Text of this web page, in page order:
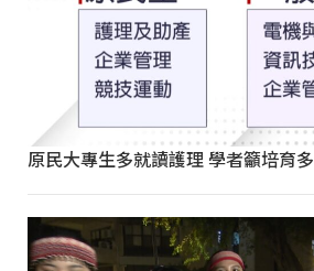
原民大專生多就讀護理 學者籲培育